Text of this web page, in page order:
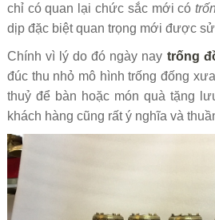
chỉ có quan lại chức sắc mới có
dịp đặc biệt quan trọng mới được
Chính vì lý do đó ngày nay trống
đúc thu nhỏ mô hình trống đống
thuỷ để bàn hoặc món quà tặng
khách hàng cũng rất ý nghĩa và